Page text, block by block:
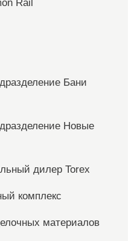
Rail
Бани
Новые
дилер Torex
комплекс
материалов